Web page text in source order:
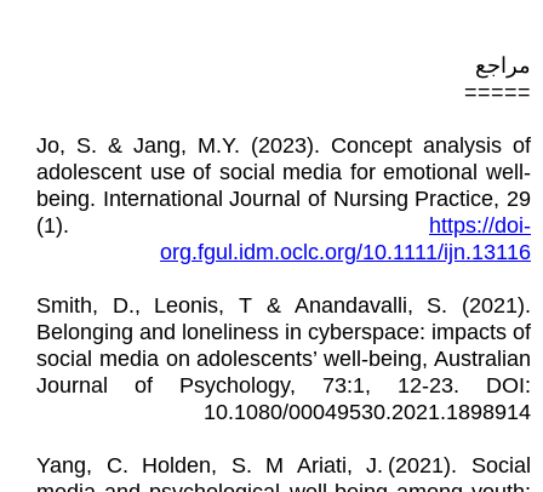
مراجع
=====
Jo, S. & Jang, M.Y. (2023). Concept analysis of
adolescent use of social media for emotional well-
being. International Journal of Nursing Practice, 29
(1). https://doi-
org.fgul.idm.oclc.org/10.1111/ijn.13116
Smith, D., Leonis, T & Anandavalli, S. (2021).
Belonging and loneliness in cyberspace: impacts of
social media on adolescents’ well-being, Australian
Journal of Psychology, 73:1, 12-23. DOI:
10.1080/00049530.2021.1898914
Yang, C. Holden, S. M Ariati, J. (2021). Social